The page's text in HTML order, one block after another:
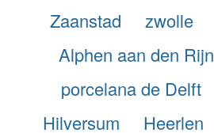
Zaanstad
zwolle
Alphen aan den Rijn
porcelana de Delft
Hilversum
Heerlen